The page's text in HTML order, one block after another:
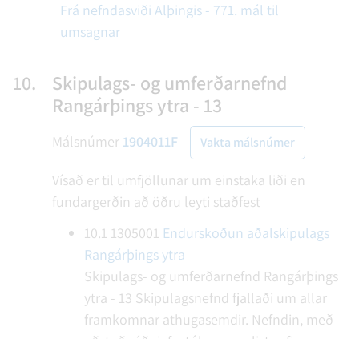
Frá nefndasviði Alþingis - 771. mál til
umsagnar
10.
Skipulags- og umferðarnefnd
Rangárþings ytra - 13
Málsnúmer 1904011F Vakta málsnúmer
Vísað er til umfjöllunar um einstaka liði en
fundargerðin að öðru leyti staðfest
10.1 1305001 Endurskoðun aðalskipulags
Rangárþings ytra
Skipulags- og umferðarnefnd Rangárþings
ytra - 13 Skipulagsnefnd fjallaði um allar
framkomnar athugasemdir. Nefndin, með